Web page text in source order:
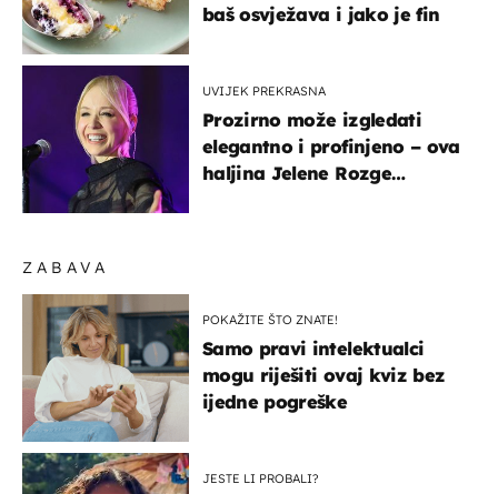
ZABAVA
POKAŽITE ŠTO ZNATE!
Samo pravi intelektualci
mogu riješiti ovaj kviz bez
ijedne pogreške
JESTE LI PROBALI?
baš osvježava i jako je fin
UVIJEK PREKRASNA
Prozirno može izgledati
elegantno i profinjeno – ova
haljina Jelene Rozge